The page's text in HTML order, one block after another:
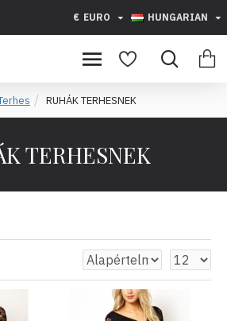
€ EURO HUNGARIAN
RUHÁK TERHESNEK
TERHESNEK